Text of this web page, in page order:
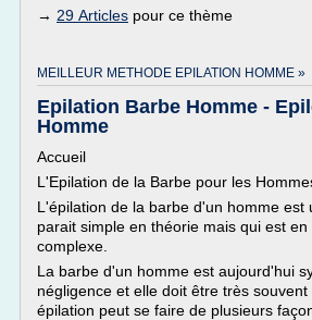
→ 29 Articles pour ce thème
MEILLEUR METHODE EPILATION HOMME »
Epilation Barbe Homme -
Homme
Accueil
L'Epilation de la Barbe pour les
L'épilation de la barbe d'un homme est
parait simple en théorie mais qui est
complexe.
La barbe d'un homme est aujourd'hui
négligence et elle doit être très
épilation peut se faire de plusieurs